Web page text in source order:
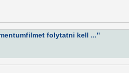
folytatni kell ..."